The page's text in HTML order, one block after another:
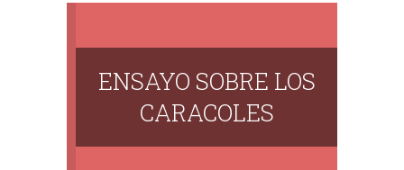
ENSAYO SOBRE LOS
CARACOLES